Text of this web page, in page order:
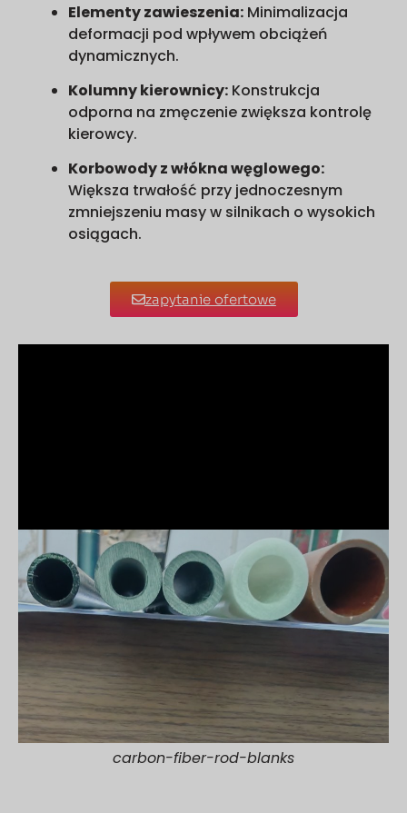
carbon-fiber-rod-blanks
Elementy zawieszenia: Minimalizacja
deformacji pod wpływem obciążeń
dynamicznych.
Kolumny kierownicy: Konstrukcja
odporna na zmęczenie zwiększa kontrolę
kierowcy.
Korbowody z włókna węglowego:
Większa trwałość przy jednoczesnym
zmniejszeniu masy w silnikach o wysokich
osiągach.
zapytanie ofertowe